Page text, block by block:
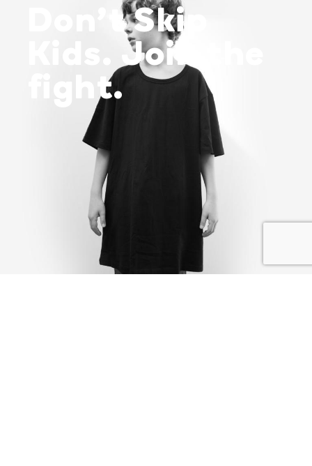
Don’t Skip
Kids. Join the
fight.